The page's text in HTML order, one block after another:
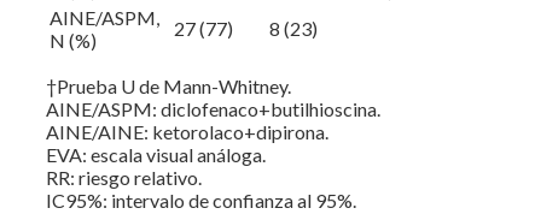
AINE/ASPM,
N (%)
27 (77) 8 (23)
†Prueba U de Mann-Whitney.
AINE/ASPM: diclofenaco+butilhioscina.
AINE/AINE: ketorolaco+dipirona.
EVA: escala visual análoga.
RR: riesgo relativo.
IC95%: intervalo de confianza al 95%.